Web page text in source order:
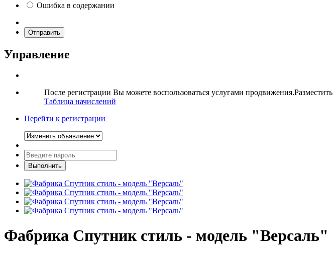
Ошибка в содержании
Отправить
Управление
После регистрации Вы можете воспользоваться услугами продвижения.Разместить
Таблица начислений
Перейти к регистрации
Фабрика Спутник стиль - модель "Версаль"